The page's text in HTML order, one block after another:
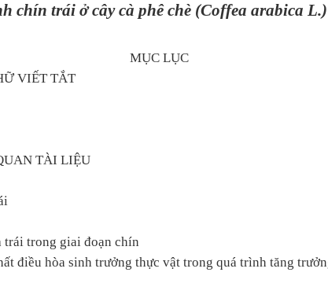
chín trái ở cây cà phê chè (Coffea arabica L.)
MỤC LỤC
VIẾT TẮT
TÀI LIỆU
trái trong giai đoạn chín
điều hòa sinh trưởng thực vật trong quá trình tăng